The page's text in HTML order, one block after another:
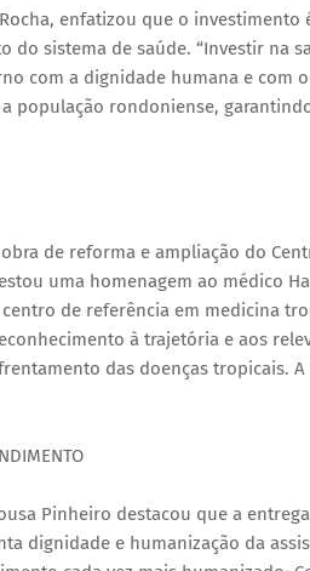
enfatizou que o
sistema de saúde. “Investir na
com a dignidade humana e com
população rondoniense,
de reforma e ampliação do
uma homenagem ao médico
de referência em medicina
à trajetória e aos
das doenças tropicais.
Pinheiro destacou que a
dignidade e humanização da